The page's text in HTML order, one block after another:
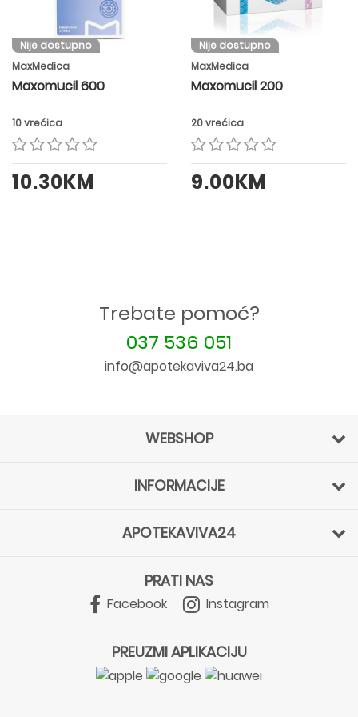
Nije dostupno
MaxMedica
Maxomucil 600
10 vrećica
10.30KM
Nije dostupno
MaxMedica
Maxomucil 200
20 vrećica
9.00KM
Trebate pomoć?
037 536 051
info@apotekaviva24.ba
WEBSHOP
INFORMACIJE
APOTEKAVIVA24
PRATI NAS
Facebook Instagram
PREUZMI APLIKACIJU